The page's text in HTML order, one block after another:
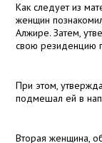
Как следует из
женщин
Алжире. Затем,
свою резиденцию
При этом,
подмешал ей в
Вторая женщина,